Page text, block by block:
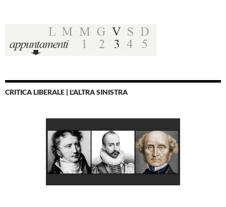
CRITICA LIBERALE | L'ALTRA SINISTRA